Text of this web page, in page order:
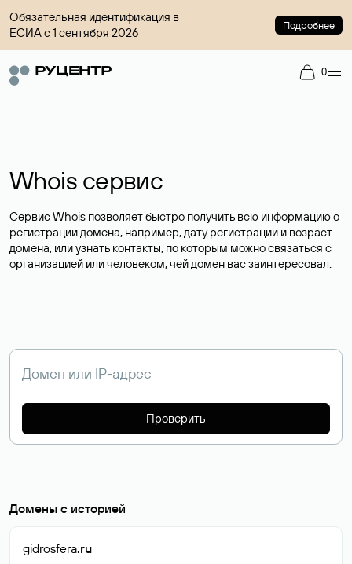
Обязательная идентификация в
ЕСИА с 1 сентября 2026
Подробнее
0
Whois сервис
Сервис Whois позволяет быстро получить всю информацию о
регистрации домена, например, дату регистрации и возраст
домена, или узнать контакты, по которым можно связаться с
организацией или человеком, чей домен вас заинтересовал.
Проверить
Домены с историей
gidrosfera.ru